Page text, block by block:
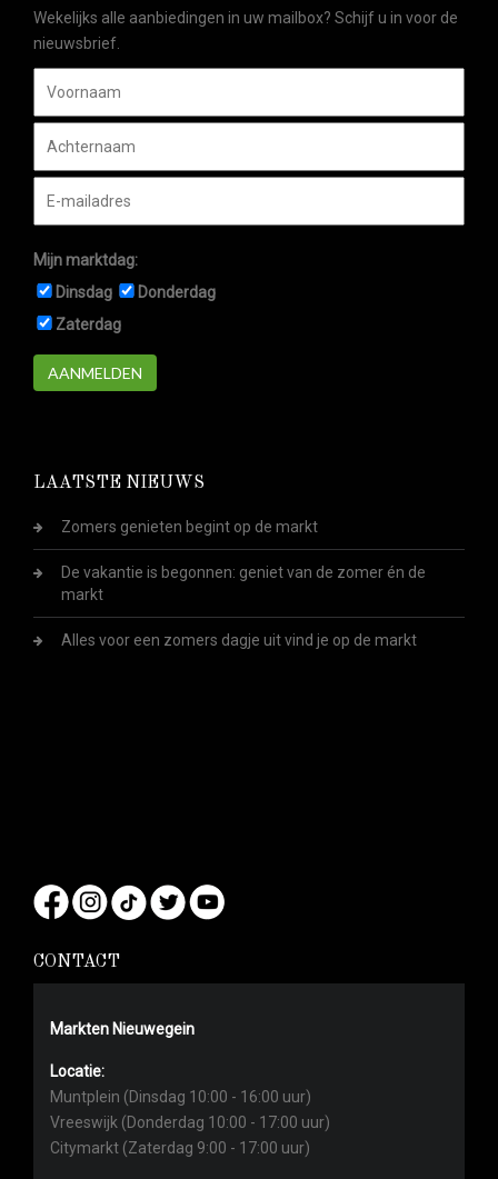
Wekelijks alle aanbiedingen in uw mailbox? Schijf u in voor de
nieuwsbrief.
Mijn marktdag:
Dinsdag
Donderdag
Zaterdag
AANMELDEN
LAATSTE NIEUWS
Zomers genieten begint op de markt
De vakantie is begonnen: geniet van de zomer én de
markt
Alles voor een zomers dagje uit vind je op de markt
CONTACT
Markten Nieuwegein
Locatie:
Muntplein (Dinsdag 10:00 - 16:00 uur)
Vreeswijk (Donderdag 10:00 - 17:00 uur)
Citymarkt (Zaterdag 9:00 - 17:00 uur)